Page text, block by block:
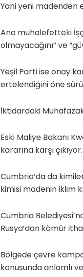
Yani yeni madenden
Ana muhalefetteki
olmayacağını” ve
Yeşil Parti ise onay
ertelendiğini öne
İktidardaki
Eski Maliye Bakanı
kararına karşı çıkıyor.
Cumbria’da da
kimisi madenin iklim
Cumbria
Rusya’dan kömür
Bölgede çevre
konusunda anlamlı